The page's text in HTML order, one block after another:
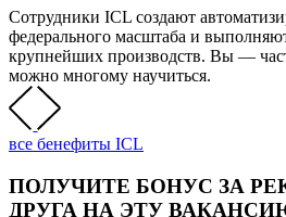
Сотрудники ICL создают
федерального масштаба и
крупнейших производств. Вы —
можно многому научиться.
все бенефиты ICL
ПОЛУЧИТЕ БОНУС ЗА
ДРУГА НА ЭТУ